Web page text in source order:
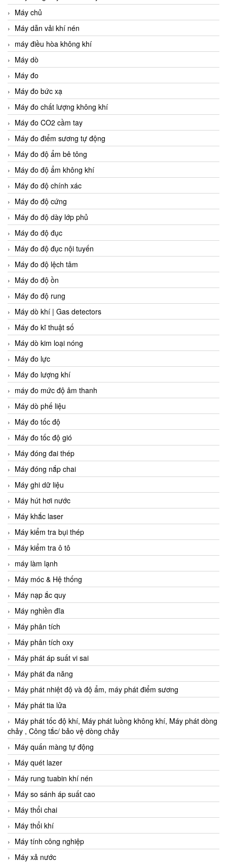
Máy chủ
Máy dẫn vải khí nén
máy điều hòa không khí
Máy dò
Máy đo
Máy đo bức xạ
Máy đo chất lượng không khí
Máy đo CO2 cầm tay
Máy đo điểm sương tự động
Máy đo độ ẩm bê tông
Máy đo độ ẩm không khí
Máy đo độ chính xác
Máy đo độ cứng
Máy đo độ dày lớp phủ
Máy đo độ đục
Máy đo độ đục nội tuyến
Máy đo độ lệch tâm
Máy đo độ ồn
Máy đo độ rung
Máy dò khí | Gas detectors
Máy đo kĩ thuật số
Máy dò kim loại nóng
Máy đo lực
Máy đo lượng khí
máy đo mức độ âm thanh
Máy dò phế liệu
Máy đo tốc độ
Máy đo tốc độ gió
Máy đóng đai thép
Máy đóng nắp chai
Máy ghi dữ liệu
Máy hút hơi nước
Máy khắc laser
Máy kiểm tra bụi thép
Máy kiểm tra ô tô
máy làm lạnh
Máy móc & Hệ thống
Máy nạp ắc quy
Máy nghiền đĩa
Máy phân tích
Máy phân tích oxy
Máy phát áp suất vi sai
Máy phát đa năng
Máy phát nhiệt độ và độ ẩm, máy phát điểm sương
Máy phát tia lửa
Máy phát tốc độ khí, Máy phát luồng không khí, Máy phát dòng
chảy , Công tắc/ bảo vệ dòng chảy
Máy quấn màng tự động
Máy quét lazer
Máy rung tuabin khí nén
Máy so sánh áp suất cao
Máy thổi chai
Máy thổi khí
Máy tính công nghiệp
Máy xả nước